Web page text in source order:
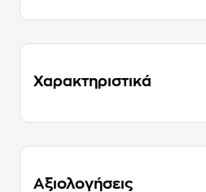
Χαρακτηριστικά
Αξιολογήσεις